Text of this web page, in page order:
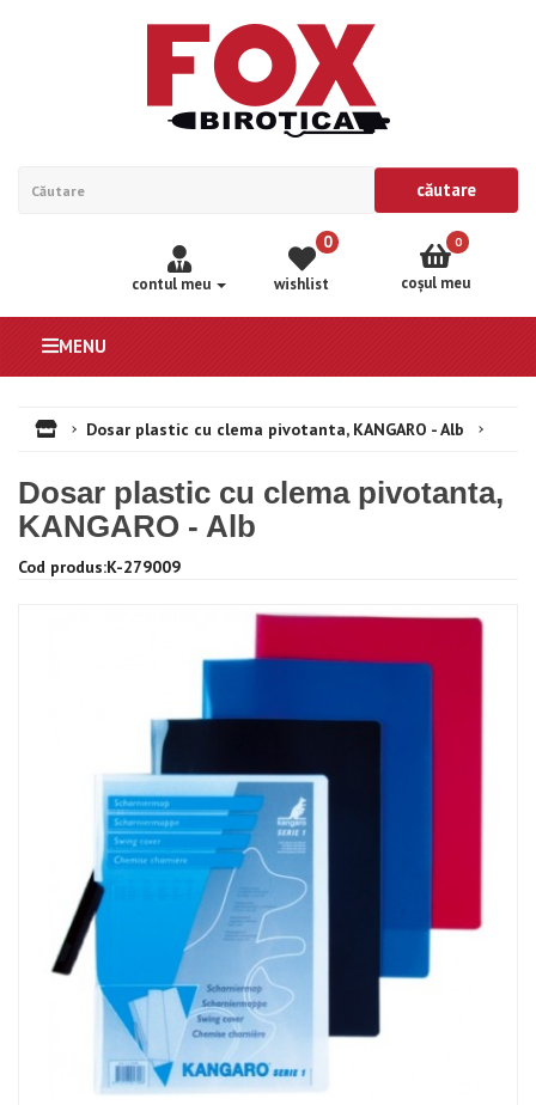
căutare
contul meu
0
wishlist coşul meu
0
MENU
Dosar plastic cu clema pivotanta, KANGARO - Alb
Dosar plastic cu clema pivotanta,
KANGARO - Alb
Cod produs:K-279009